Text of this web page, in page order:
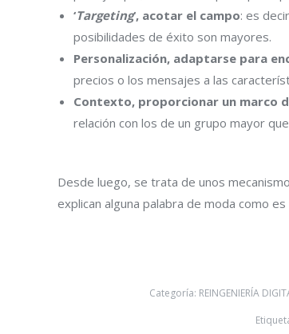
‘Targeting‘, acotar el campo: es
posibilidades de éxito son mayores.
Personalización, adaptarse para
precios o los mensajes a las
Contexto, proporcionar un marco
relación con los de un grupo mayor
Desde luego, se trata de unos
explican alguna palabra de moda como es
Categoría: REINGENIERÍA